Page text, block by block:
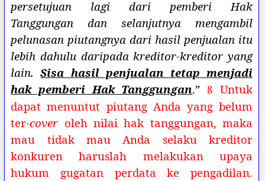
persetujuan lagi dari pemberi Hak
Tanggungan dan selanjutnya mengambil
pelunasan piutangnya dari hasil penjualan itu
lebih dahulu daripada kreditor-kreditor yang
lain.Sisa hasil penjualan tetap menjadi
hak pemberi Hak Tanggungan.”ß
Untuk
dapat menuntut piutang Anda yang belum
ter-cover oleh nilai hak tanggungan, maka
mau tidak mau Anda selaku kreditor
konkuren haruslah melakukan upaya
hukum gugatan perdata ke pengadilan.